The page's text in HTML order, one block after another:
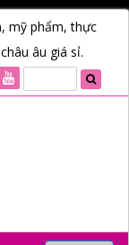
mỹ phẩm, thực
âu giá sỉ.